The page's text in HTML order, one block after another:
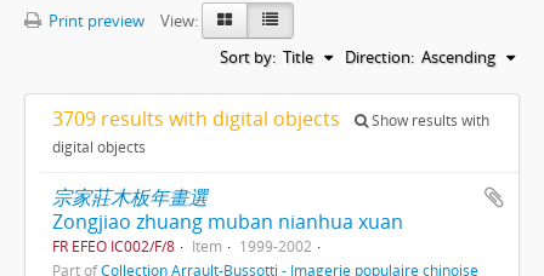
Print preview
View:
Sort by: Title Direction: Ascending
3709 results with digital objects
Show results with
digital objects
宗家莊木板年畫選
Zongjiao zhuang muban nianhua xuan
FR EFEO IC002/F/8 Item
1999-2002
Part ofCollection Arrault-Bussotti - Imagerie populaire chinoise